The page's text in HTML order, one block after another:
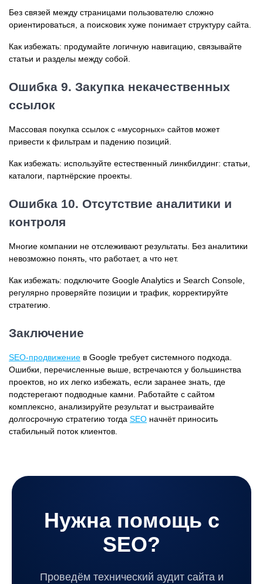
Без связей между страницами пользователю сложно
ориентироваться, а поисковик хуже понимает структуру сайта.
Как избежать: продумайте логичную навигацию, связывайте
статьи и разделы между собой.
Ошибка 9. Закупка некачественных
ссылок
Массовая покупка ссылок с «мусорных» сайтов может
привести к фильтрам и падению позиций.
Как избежать: используйте естественный линкбилдинг: статьи,
каталоги, партнёрские проекты.
Ошибка 10. Отсутствие аналитики и
контроля
Многие компании не отслеживают результаты. Без аналитики
невозможно понять, что работает, а что нет.
Как избежать: подключите Google Analytics и Search Console,
регулярно проверяйте позиции и трафик, корректируйте
стратегию.
Заключение
SEO-продвижение в Google требует системного подхода.
Ошибки, перечисленные выше, встречаются у большинства
проектов, но их легко избежать, если заранее знать, где
подстерегают подводные камни. Работайте с сайтом
комплексно, анализируйте результат и выстраивайте
долгосрочную стратегию тогда SEO начнёт приносить
стабильный поток клиентов.
Нужна помощь с
SEO?
Проведём технический аудит сайта и